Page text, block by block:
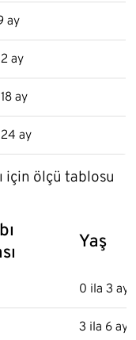
ay
ay
ay
ay
için ölçü tablosu
Yaş
0 ila 3 ay
3 ila 6 ay